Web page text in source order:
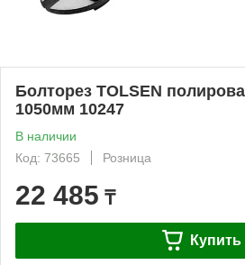
Болторез TOLSEN
1050мм 10247
В наличии
Код: 73665
Розница
22 485 ₸
Купить